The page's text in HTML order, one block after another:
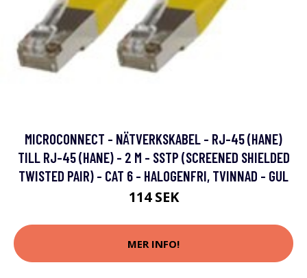
MICROCONNECT - NÄTVERKSKABEL - RJ-45 (HANE)
TILL RJ-45 (HANE) - 2 M - SSTP (SCREENED SHIELDED
TWISTED PAIR) - CAT 6 - HALOGENFRI, TVINNAD - GUL
114 SEK
MER INFO!